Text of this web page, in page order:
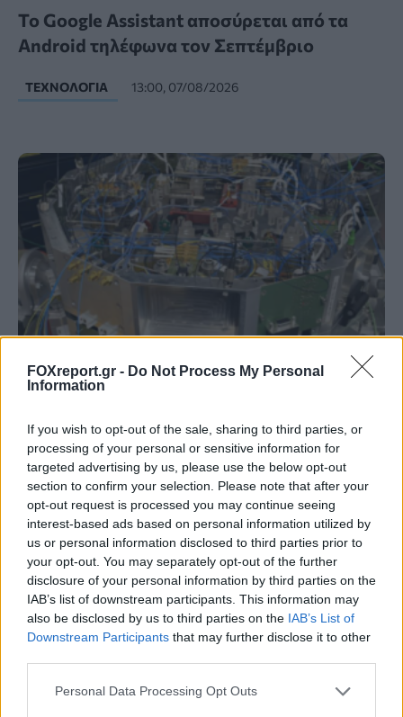
FOXreport.gr - Do Not Process My Personal
Information
If you wish to opt-out of the sale, sharing to third parties, or
processing of your personal or sensitive information for
targeted advertising by us, please use the below opt-out
section to confirm your selection. Please note that after your
opt-out request is processed you may continue seeing
interest-based ads based on personal information utilized by
us or personal information disclosed to third parties prior to
your opt-out. You may separately opt-out of the further
disclosure of your personal information by third parties on the
IAB’s list of downstream participants. This information may
also be disclosed by us to third parties on the IAB’s List of
Downstream Participants that may further disclose it to other
Personal Data Processing Opt Outs
Το Google Assistant αποσύρεται από τα
Android τηλέφωνα τον Σεπτέμβριο
ΤΕΧΝΟΛΟΓΊΑ 13:00, 07/08/2026
δρόμο για πειράματα θεμελιώδους
φυσικής στο διάστημα
11:00, 07/08/2026